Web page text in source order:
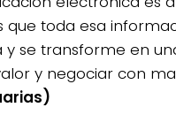
que toda esa
y se transforme en
y negociar con